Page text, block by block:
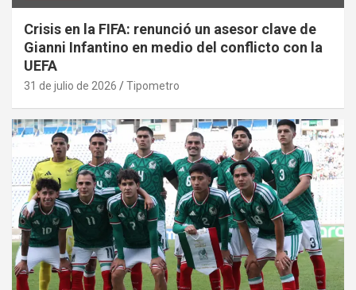
Crisis en la FIFA: renunció un asesor clave de
Gianni Infantino en medio del conflicto con la
UEFA
31 de julio de 2026 Tipometro